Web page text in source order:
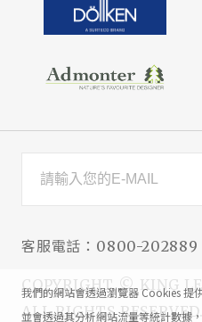
客服電話： 0800-202889
COPYRIGHT © KING
ALL RIGHTS
我們的網站會透過瀏覽器 Cookies 提
並會透過其分析網站流量等統計數據